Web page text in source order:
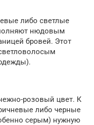
либо светлые
нюдовым
бровей. Этот
розовый цвет. К
либо черные
серым) нужную